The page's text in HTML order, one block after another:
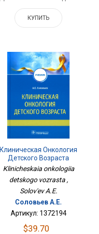
КУПИТЬ
Клиническая Онкология
Детского Возраста
Klinicheskaia onkologiia
detskogo vozrasta ,
Solov'ev A.E.
Соловьев А.Е.
Артикул: 1372194
$39.70